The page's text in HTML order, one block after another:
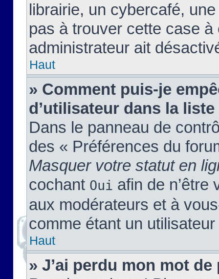
librairie, un cybercafé,
pas à trouver cette case à
administrateur ait
Haut
» Comment puis-je
d’utilisateur dans la
Dans le panneau de
des « Préférences du
Masquer votre statut en
cochant Oui afin de n’être
aux modérateurs et à
comme étant un
Haut
» J’ai perdu mon mot de